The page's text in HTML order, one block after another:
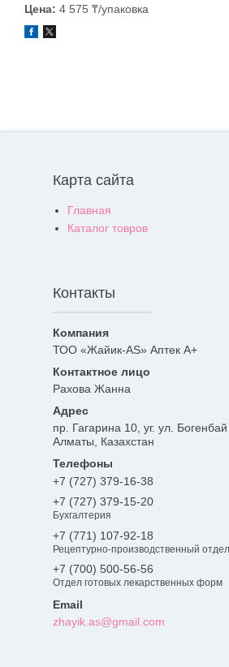
Цена: 4 575 ₸/упаковка
Карта сайта
Главная
Каталог товров
Контакты
ТОО «Жайик-AS» Аптек А+
Рахова Жанна
пр. Гагарина 10, уг. ул.
Алматы, Казахстан
+7 (727) 379-16-38
+7 (727) 379-15-20
Бухгалтерия
+7 (771) 107-92-18
Рецептурно-производственный отдел
+7 (700) 500-56-56
Отдел готовых лекарственных форм
zhayik.as@gmail.com